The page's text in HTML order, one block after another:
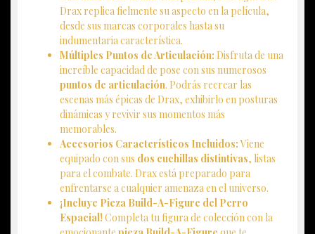
Drax replica fielmente su aspecto en la película,
desde sus marcas corporales hasta su
indumentaria característica.
Múltiples Puntos de Articulación: Disfruta de una
increíble capacidad de pose con sus numerosos
puntos de articulación. Podrás recrear las
escenas más épicas de Drax, exhibirlo en posturas
dinámicas y revivir sus momentos más
memorables.
Accesorios Característicos Incluidos:Viene
equipado con sus dos cuchillas distintivas, listas
para el combate. Drax está preparado para
enfrentarse a cualquier amenaza en el universo.
¡Incluye Pieza Build-A-Figure del Perro
Espacial! Completa tu figura de colección con la